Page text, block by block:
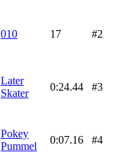
010 17 #2
Later
Skater
0:24.44 #3
Pokey
Pummel
0:07.16 #4